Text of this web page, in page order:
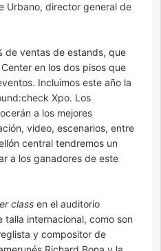
Urbano, director general de
de ventas de estands, que
en los dos pisos que
Incluimos este año la
Xpo. Los
a los mejores
video, escenarios, entre
central tendremos un
a los ganadores de este
class en el auditorio
talla internacional, como son
y compositor de